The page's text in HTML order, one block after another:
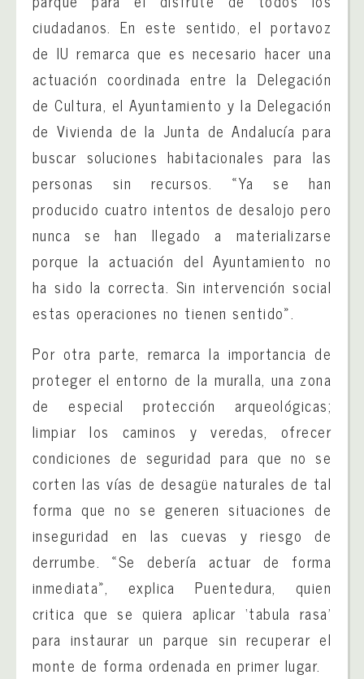
ciudadanos. En este sentido, el portavoz
de IU remarca que es necesario hacer una
actuación coordinada entre la Delegación
de Cultura, el Ayuntamiento y la Delegación
de Vivienda de la Junta de Andalucía para
buscar soluciones habitacionales para las
personas sin recursos. «Ya se han
producido cuatro intentos de desalojo pero
nunca se han llegado a materializarse
porque la actuación del Ayuntamiento no
ha sido la correcta. Sin intervención social
estas operaciones no tienen sentido».
Por otra parte, remarca la importancia de
proteger el entorno de la muralla, una zona
de especial protección arqueológicas;
limpiar los caminos y veredas, ofrecer
condiciones de seguridad para que no se
corten las vías de desagüe naturales de tal
forma que no se generen situaciones de
inseguridad en las cuevas y riesgo de
derrumbe. «Se debería actuar de forma
inmediata», explica Puentedura, quien
critica que se quiera aplicar ‘tabula rasa’
para instaurar un parque sin recuperar el
monte de forma ordenada en primer lugar.